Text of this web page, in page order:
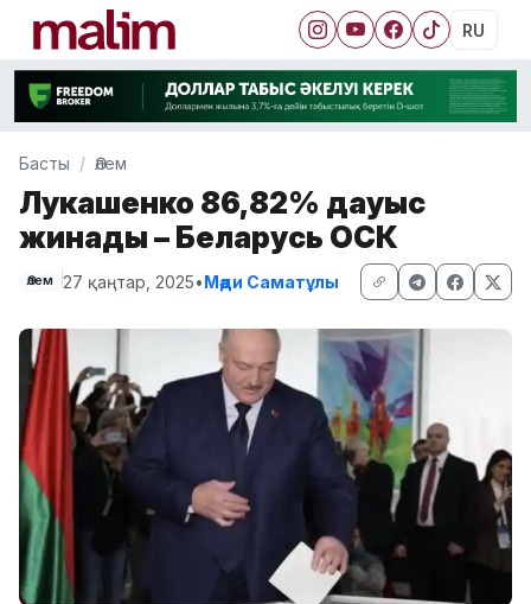
RU
Басты Әлем
Лукашенко 86,82% дауыс
жинады – Беларусь ОСК
Әлем 27 қаңтар, 2025•Мәди Саматұлы